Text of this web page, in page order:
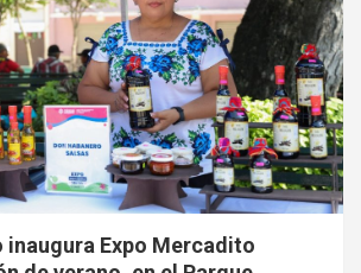
Expo Mercadito